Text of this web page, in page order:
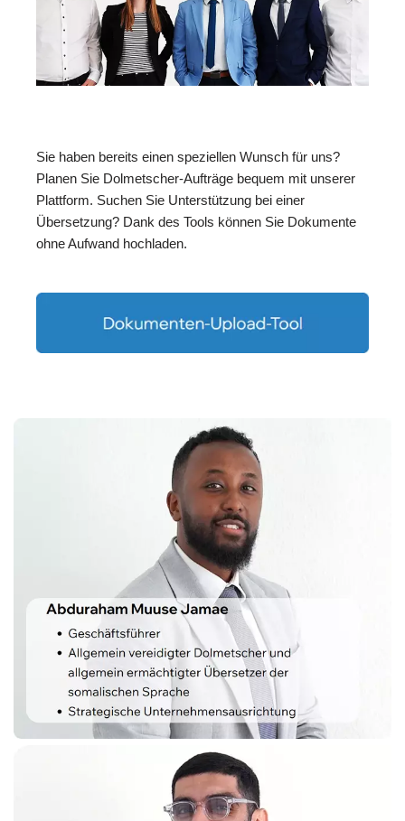
Sie haben bereits einen speziellen Wunsch für uns?
Planen Sie Dolmetscher-Aufträge bequem mit unserer
Plattform. Suchen Sie Unterstützung bei einer
Übersetzung? Dank des Tools können Sie Dokumente
ohne Aufwand hochladen.